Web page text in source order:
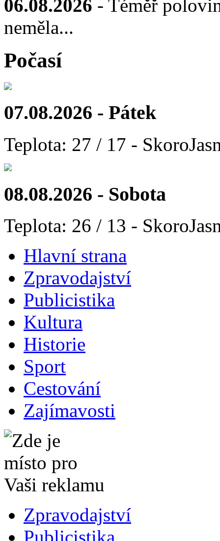
06.08.2026 - Téměř
neměla...
Počasí
07.08.2026 - Pátek
Teplota: 27 / 17 -
08.08.2026 - Sobota
Teplota: 26 / 13 -
Hlavní strana
Zpravodajství
Publicistika
Kultura
Historie
Sport
Cestování
Zajímavosti
Zpravodajství